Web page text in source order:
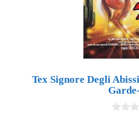
Tex Signore Degli